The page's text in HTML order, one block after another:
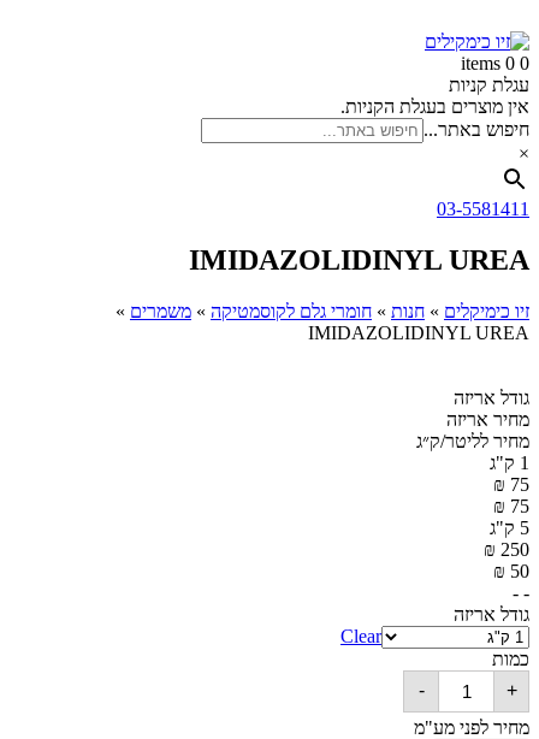
לתוכן
כימקילים
0
0 items
עגלת קניות
אין מוצרים בעגלת הקניות.
חיפוש באתר...
×
03-5581411
IMIDAZOLIDINYL UREA
זיו כימיקלים » חנות » חומרי גלם לקוסמטיקה » משמרים »
IMIDAZOLIDINYL UREA
גודל אריזה
מחיר אריזה
מחיר לליטר/ק״ג
1 ק"ג
75
₪
75
₪
5 ק"ג
250
₪
50
₪
- -
גודל אריזה
Clear
כמות
-
IMIDAZOLIDINYL
UREA
quantity
+
מחיר לפני מע"מ